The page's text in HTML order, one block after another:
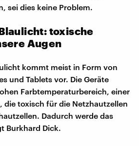
sei dies keine Problem.
toxische
Augen
kommt meist in Form von
und Tablets vor. Die Geräte
Farbtemperaturbereich, einer
die toxisch für die Netzhautzellen
Dadurch werde das
Burkhard Dick.